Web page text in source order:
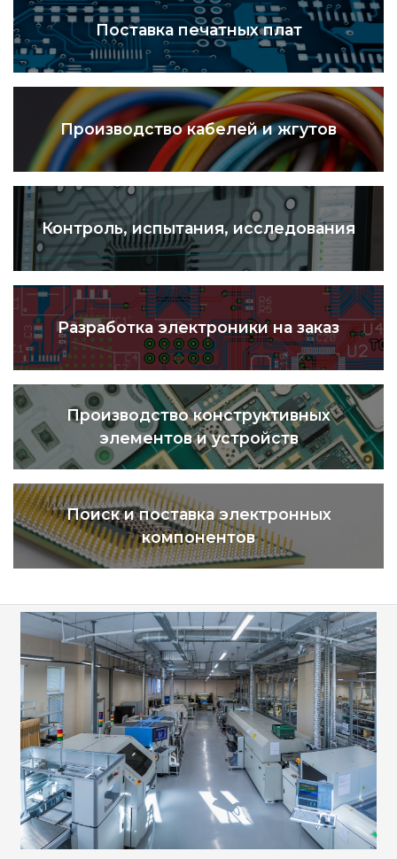
Поставка печатных плат
Производство кабелей и жгутов
Контроль, испытания, исследования
Разработка электроники на заказ
Производство конструктивных
элементов и устройств
Поиск и поставка электронных
компонентов